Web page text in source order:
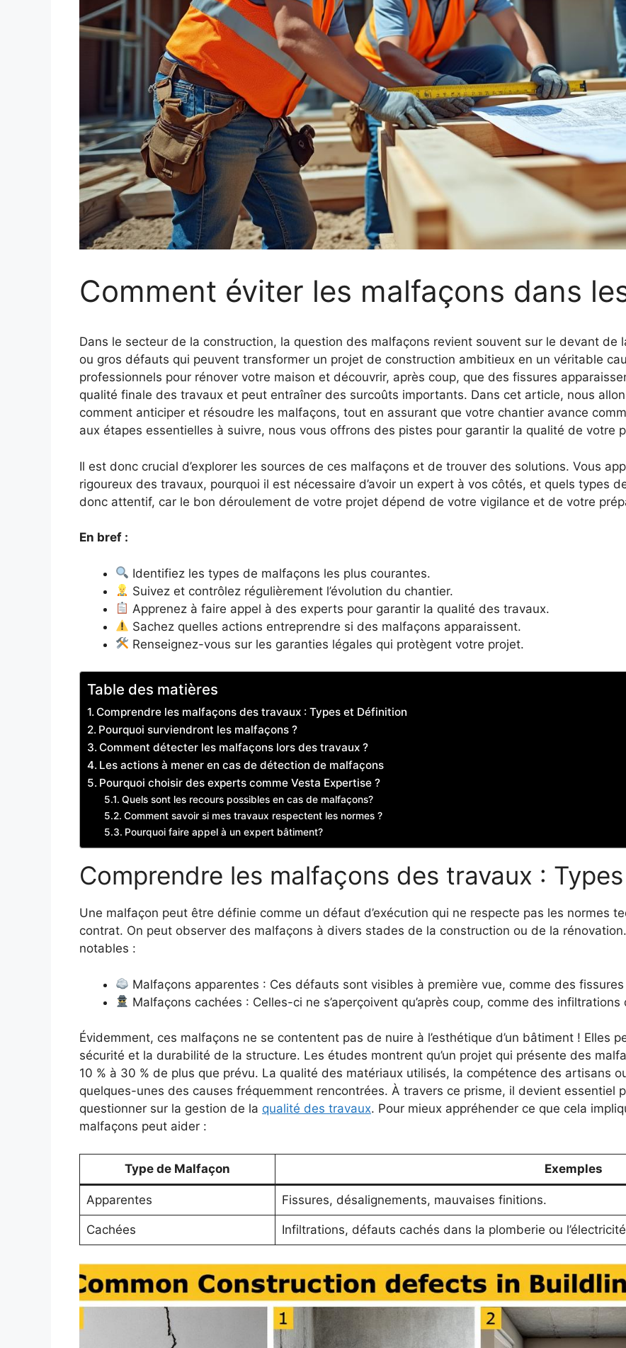
Comment éviter les malfaçons dans
Dans le secteur de la construction, la question des malfaçons revient souvent sur le devant de
ou gros défauts qui peuvent transformer un projet de construction ambitieux en un véritable
professionnels pour rénover votre maison et découvrir, après coup, que des fissures
qualité finale des travaux et peut entraîner des surcoûts importants. Dans cet article, nous
comment anticiper et résoudre les malfaçons, tout en assurant que votre chantier avance
aux étapes essentielles à suivre, nous vous offrons des pistes pour garantir la qualité de votre
Il est donc crucial d’explorer les sources de ces malfaçons et de trouver des solutions. Vous
rigoureux des travaux, pourquoi il est nécessaire d’avoir un expert à vos côtés, et quels types
donc attentif, car le bon déroulement de votre projet dépend de votre vigilance et de votre
En bref :
Identifiez les types de malfaçons les plus courantes.
Suivez et contrôlez régulièrement l’évolution du chantier.
Apprenez à faire appel à des experts pour garantir la qualité des travaux.
Sachez quelles actions entreprendre si des malfaçons apparaissent.
Renseignez-vous sur les garanties légales qui protègent votre projet.
Table des matières
Comprendre les malfaçons des travaux : Types et Définition
Pourquoi surviendront les malfaçons ?
Comment détecter les malfaçons lors des travaux ?
Les actions à mener en cas de détection de malfaçons
Pourquoi choisir des experts comme Vesta Expertise ?
Quels sont les recours possibles en cas de malfaçons?
Comment savoir si mes travaux respectent les normes ?
Pourquoi faire appel à un expert bâtiment?
Comprendre les malfaçons des travaux :
Une malfaçon peut être définie comme un défaut d’exécution qui ne respecte pas les normes
contrat. On peut observer des malfaçons à divers stades de la construction ou de la
notables :
Malfaçons apparentes : Ces défauts sont visibles à première vue, comme des
Malfaçons cachées : Celles-ci ne s’aperçoivent qu’après coup, comme des
Évidemment, ces malfaçons ne se contentent pas de nuire à l’esthétique d’un bâtiment ! Elles
sécurité et la durabilité de la structure. Les études montrent qu’un projet qui présente des
10 % à 30 % de plus que prévu. La qualité des matériaux utilisés, la compétence des artisans
quelques-unes des causes fréquemment rencontrées. À travers ce prisme, il devient essentiel
questionner sur la gestion de la qualité des travaux. Pour mieux appréhender ce que cela
malfaçons peut aider :
Type de Malfaçon Exemples
Apparentes Fissures, désalignements, mauvaises finitions.
Cachées Infiltrations, défauts cachés dans la plomberie ou